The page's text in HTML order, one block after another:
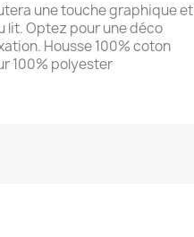
une touche graphique et
lit. Optez pour une déco
Housse 100% coton
100% polyester